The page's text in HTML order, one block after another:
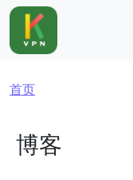
跳转到主要内容
面包屑
首页
博客